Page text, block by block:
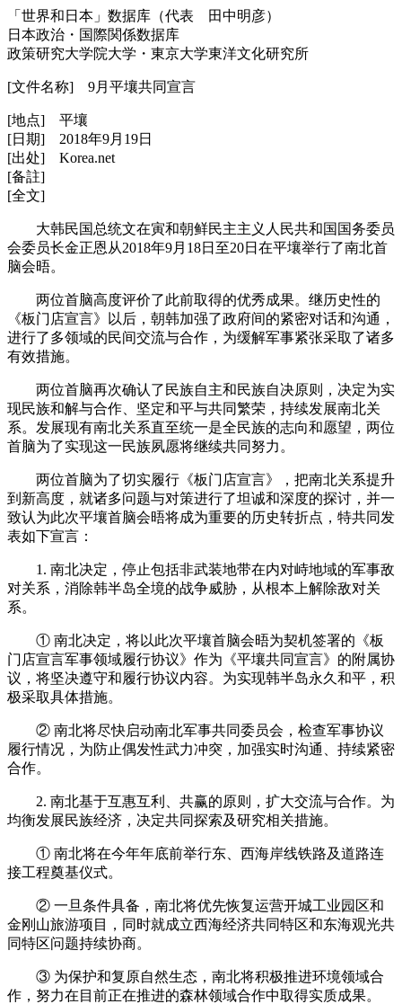
「世界和日本」数据库（代表 田中明彦）
日本政治・国際関係数据库
政策研究大学院大学・東京大学東洋文化研究所
[文件名称] 9月平壤共同宣言
[地点] 平壤
[日期] 2018年9月19日
[出处] Korea.net
[备註]
[全文]
大韩民国总统文在寅和朝鲜民主主义人民共和国国务委员
会委员长金正恩从2018年9月18日至20日在平壤举行了南北首
脑会晤。
两位首脑高度评价了此前取得的优秀成果。继历史性的
《板门店宣言》以后，朝韩加强了政府间的紧密对话和沟通，
进行了多领域的民间交流与合作，为缓解军事紧张采取了诸多
有效措施。
两位首脑再次确认了民族自主和民族自决原则，决定为实
现民族和解与合作、坚定和平与共同繁荣，持续发展南北关
系。发展现有南北关系直至统一是全民族的志向和愿望，两位
首脑为了实现这一民族夙愿将继续共同努力。
两位首脑为了切实履行《板门店宣言》，把南北关系提升
到新高度，就诸多问题与对策进行了坦诚和深度的探讨，并一
致认为此次平壤首脑会晤将成为重要的历史转折点，特共同发
表如下宣言：
1. 南北决定，停止包括非武装地带在内对峙地域的军事敌
对关系，消除韩半岛全境的战争威胁，从根本上解除敌对关
系。
① 南北决定，将以此次平壤首脑会晤为契机签署的《板
门店宣言军事领域履行协议》作为《平壤共同宣言》的附属协
议，将坚决遵守和履行协议内容。为实现韩半岛永久和平，积
极采取具体措施。
② 南北将尽快启动南北军事共同委员会，检查军事协议
履行情况，为防止偶发性武力冲突，加强实时沟通、持续紧密
合作。
2. 南北基于互惠互利、共赢的原则，扩大交流与合作。为
均衡发展民族经济，决定共同探索及研究相关措施。
① 南北将在今年年底前举行东、西海岸线铁路及道路连
接工程奠基仪式。
② 一旦条件具备，南北将优先恢复运营开城工业园区和
金刚山旅游项目，同时就成立西海经济共同特区和东海观光共
同特区问题持续协商。
③ 为保护和复原自然生态，南北将积极推进环境领域合
作，努力在目前正在推进的森林领域合作中取得实质成果。